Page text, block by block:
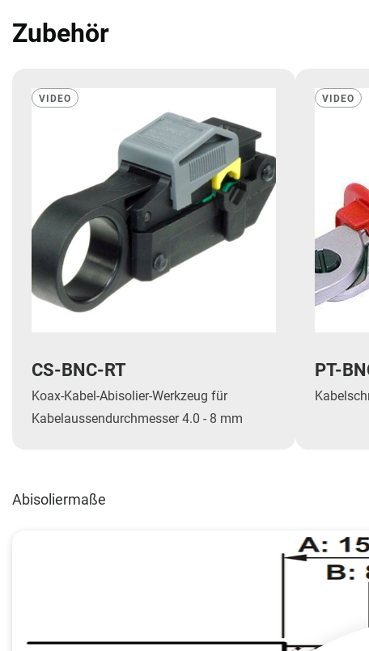
Zubehör
VIDEO
CS-BNC-RT
Koax-Kabel-Abisolier-Werkzeug für
Kabelaussendurchmesser 4.0 - 8 mm
VIDEO
PT-
Abisoliermaße